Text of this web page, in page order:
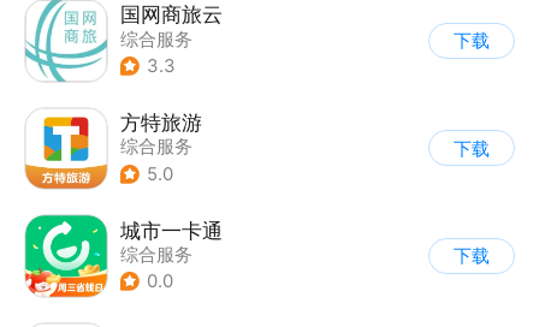
国网商旅云
综合服务
3.3
下载
方特旅游
综合服务
5.0
下载
城市一卡通
综合服务
0.0
下载